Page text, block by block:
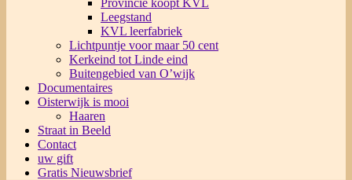
Provincie koopt KVL
Leegstand
KVL leerfabriek
Lichtpuntje voor maar 50 cent
Kerkeind tot Linde eind
Buitengebied van O’wijk
Documentaires
Oisterwijk is mooi
Haaren
Straat in Beeld
Contact
uw gift
Gratis Nieuwsbrief